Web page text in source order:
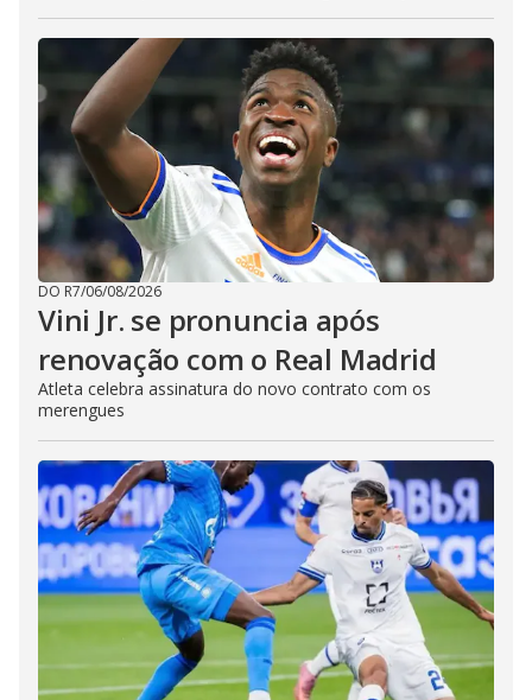
DO R7/06/08/2026
Vini Jr. se pronuncia após
renovação com o Real Madrid
Atleta celebra assinatura do novo contrato com os
merengues